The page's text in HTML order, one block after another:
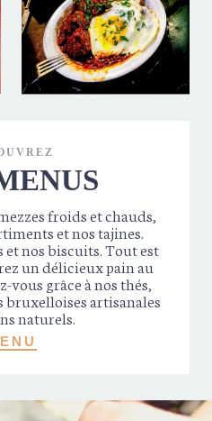
froids et chauds,
et nos tajines.
et nos biscuits. Tout est
un délicieux pain au
vous grâce à nos thés,
bruxelloises artisanales
naturels.